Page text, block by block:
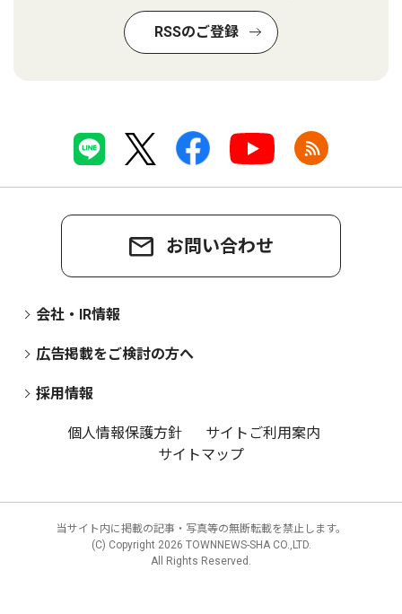
RSSのご登録
お問い合わせ
会社・IR情報
広告掲載をご検討の方へ
採用情報
個人情報保護方針
サイトご利用案内
サイトマップ
当サイト内に掲載の記事・写真等の無断転載を禁止します。
(C) Copyright 2026 TOWNNEWS-SHA CO.,LTD.
All Rights Reserved.